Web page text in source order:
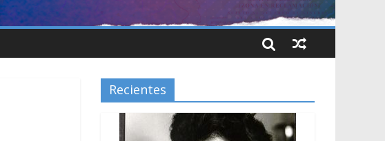
Recientes